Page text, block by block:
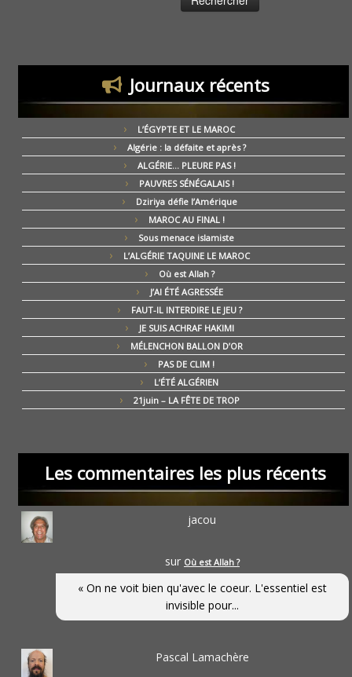
Journaux récents
L’ÉGYPTE ET LE MAROC
Algérie : la défaite et après ?
ALGÉRIE… PLEURE PAS !
PAUVRES SÉNÉGALAIS !
Dziriya défie l’Amérique
MAROC AU FINAL !
Sous menace islamiste
L’ALGÉRIE TAQUINE LE MAROC
Où est Allah ?
J’AI ÉTÉ AGRESSÉE
FAUT-IL INTERDIRE LE JEU ?
JE SUIS ACHRAF HAKIMI
MÉLENCHON BALLON D’OR
PAS DE CLIM !
L’ÉTÉ ALGÉRIEN
21juin – LA FÊTE DE TROP
Les commentaires les plus récents
jacou
sur Où est Allah ?
« On ne voit bien qu'avec le coeur. L'essentiel est
invisible pour...
Pascal Lamachère